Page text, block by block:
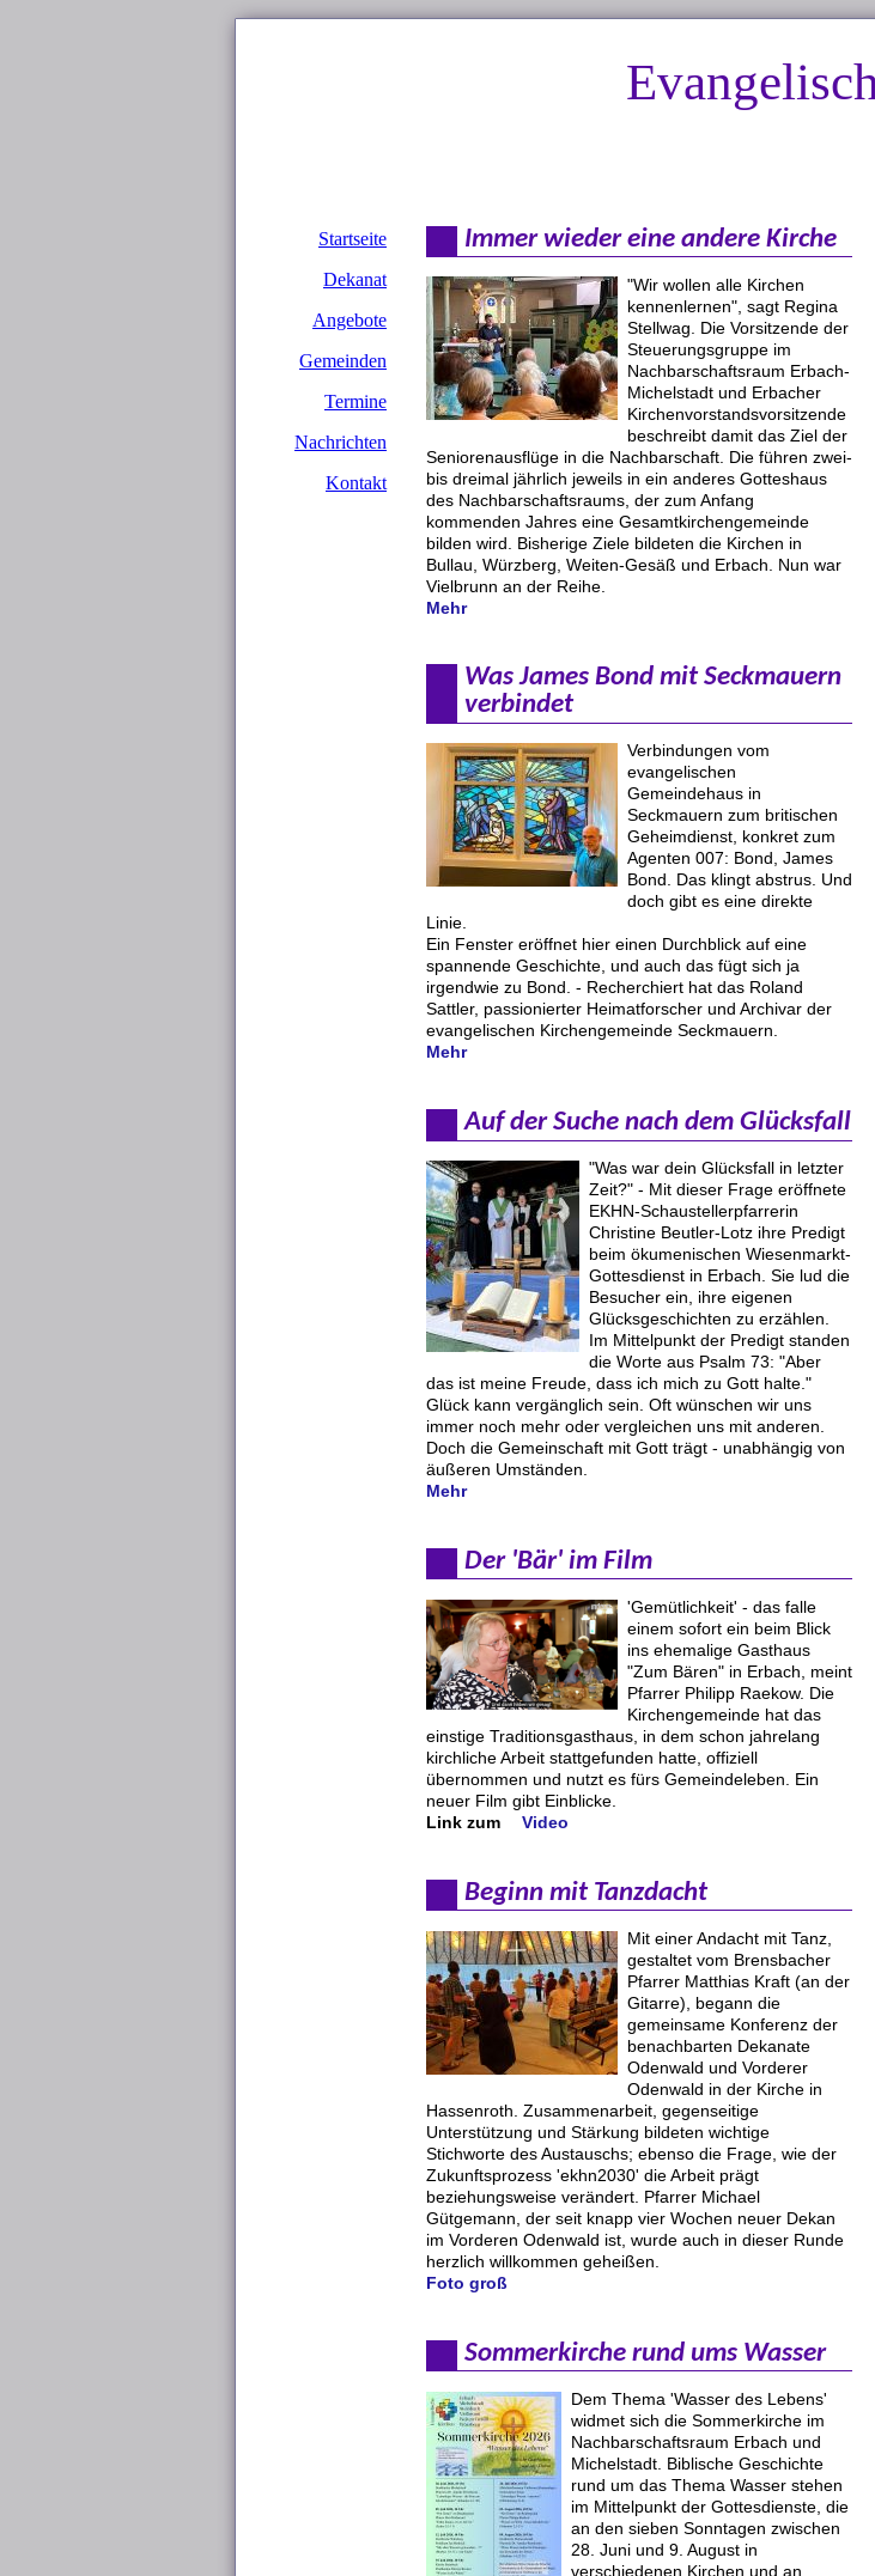
Immer wieder eine andere Kirche
"Wir wollen alle Kirchen
kennenlernen", sagt Regina
Stellwag. Die Vorsitzende der
Steuerungsgruppe im
Nachbarschaftsraum Erbach-
Michelstadt und Erbacher
Kirchenvorstandsvorsitzende
beschreibt damit das Ziel der
Seniorenausflüge in die Nachbarschaft. Die führen zwei-
bis dreimal jährlich jeweils in ein anderes Gotteshaus
des Nachbarschaftsraums, der zum Anfang
kommenden Jahres eine Gesamtkirchengemeinde
bilden wird. Bisherige Ziele bildeten die Kirchen in
Bullau, Würzberg, Weiten-Gesäß und Erbach. Nun war
Vielbrunn an der Reihe.
Mehr
Was James Bond mit Seckmauern
verbindet
Verbindungen vom
evangelischen
Gemeindehaus in
Seckmauern zum britischen
Geheimdienst, konkret zum
Agenten 007: Bond, James
Bond. Das klingt abstrus. Und
doch gibt es eine direkte
Linie.
Ein Fenster eröffnet hier einen Durchblick auf eine
spannende Geschichte, und auch das fügt sich ja
irgendwie zu Bond. - Recherchiert hat das Roland
Sattler, passionierter Heimatforscher und Archivar der
evangelischen Kirchengemeinde Seckmauern.
Mehr
Auf der Suche nach dem Glücksfall
"Was war dein Glücksfall in letzter
Zeit?" - Mit dieser Frage eröffnete
EKHN-Schaustellerpfarrerin
Christine Beutler-Lotz ihre Predigt
beim ökumenischen Wiesenmarkt-
Gottesdienst in Erbach. Sie lud die
Besucher ein, ihre eigenen
Glücksgeschichten zu erzählen.
Im Mittelpunkt der Predigt standen
die Worte aus Psalm 73: "Aber
das ist meine Freude, dass ich mich zu Gott halte."
Glück kann vergänglich sein. Oft wünschen wir uns
immer noch mehr oder vergleichen uns mit anderen.
Doch die Gemeinschaft mit Gott trägt - unabhängig von
äußeren Umständen.
Mehr
Der 'Bär' im Film
'Gemütlichkeit' - das falle
einem sofort ein beim Blick
ins ehemalige Gasthaus
"Zum Bären" in Erbach, meint
Pfarrer Philipp Raekow. Die
Kirchengemeinde hat das
einstige Traditionsgasthaus, in dem schon jahrelang
kirchliche Arbeit stattgefunden hatte, offiziell
übernommen und nutzt es fürs Gemeindeleben. Ein
neuer Film gibt Einblicke.
Link zum
Video
Beginn mit Tanzdacht
Mit einer Andacht mit Tanz,
gestaltet vom Brensbacher
Pfarrer Matthias Kraft (an der
Gitarre), begann die
gemeinsame Konferenz der
benachbarten Dekanate
Odenwald und Vorderer
Odenwald in der Kirche in
Hassenroth. Zusammenarbeit, gegenseitige
Unterstützung und Stärkung bildeten wichtige
Stichworte des Austauschs; ebenso die Frage, wie der
Zukunftsprozess 'ekhn2030' die Arbeit prägt
beziehungsweise verändert. Pfarrer Michael
Gütgemann, der seit knapp vier Wochen neuer Dekan
im Vorderen Odenwald ist, wurde auch in dieser Runde
herzlich willkommen geheißen.
Foto groß
Sommerkirche rund ums Wasser
Dem Thema 'Wasser des Lebens'
widmet sich die Sommerkirche im
Nachbarschaftsraum Erbach und
Michelstadt. Biblische Geschichte
rund um das Thema Wasser stehen
im Mittelpunkt der Gottesdienste, die
an den sieben Sonntagen zwischen
28. Juni und 9. August in
verschiedenen Kirchen und an